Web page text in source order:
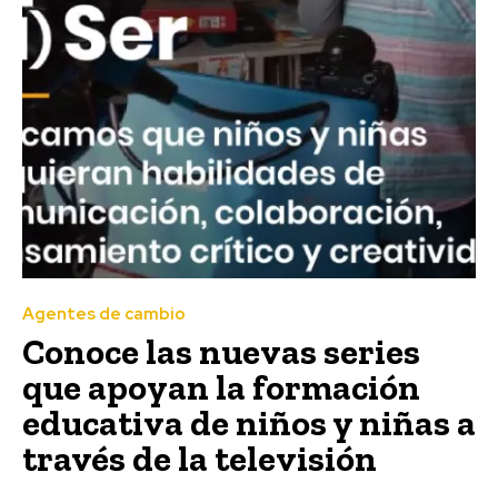
Agentes de cambio
Conoce las nuevas series
que apoyan la formación
educativa de niños y niñas a
través de la televisión